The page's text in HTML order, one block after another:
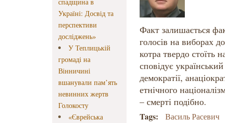
Україні: Досвід та
перспективи
досліджень»
У Теплицькій
громаді на
Вінничині
вшанували пам’ять
невинних жертв
Голокосту
«Єврейська
Факт залишається
голосів на виборах
котра твердо стоїть
сповідує
демократії,
етнічного
– смерті подібно.
Tags: Василь Расевич